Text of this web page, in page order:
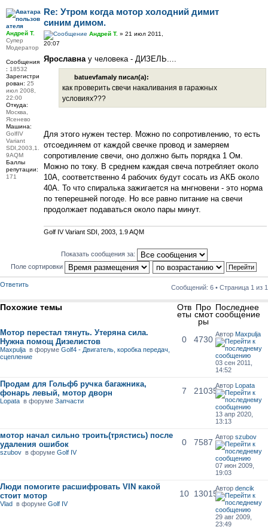
Re: Утром когда мотор холодний димит
синим димом.
Андрей Т. » 21 июл 2011,
20:07
Ярославнау человека - ДИЗЕЛЬ....
batuevfamaly писал(а):
как проверить свечи накаливания в гаражных
условиях???
Для этого нужен тестер. Можно по сопротивлению, то есть
отсоединяем от каждой свечке провод и замеряем
сопротивление свечи, оно должно быть порядка 1 Ом.
Можно по току. В среднем каждая свеча потребляет около
10А, соответственно 4 рабочих будут сосать из АКБ около
40А. То что спиралька зажигается на мнгновени - это норма
по теперешней погоде. Но все равно питание на свечи
продолжает подаваться около пары минут.
Golf IV Variant SDI, 2003, 1.9 AQM
Андрей Т.
Супер
Модератор
Сообщения
: 18532
Зарегистри
рован: 25
июл 2008,
22:00
Откуда:
Москва,
Ясенево
Машина:
GolfIV
Variant
SDI,2003,1.
9AQM
Баллы
репутации:
171
Показать сообщения за:
Поле сортировки
Ответить Сообщений: 6 • Страница 1 из 1
Похожие темы Отв
еты
Про
смот
ры
Последнее
сообщение
Мотор перестал тянуть. Утеряна сила.
Нужна помощ Дизелистов
Maxpulja в форумеGolf4 - Двигатель, коробка передач,
сцепление
0 4730
Автор Maxpulja
03 сен 2011,
14:52
Продам для Гольф6 ручка багажника,
фонарь левый, мотор дворн
Lopata в форумеЗапчасти
7 21035
Автор Lopata
13 апр 2020,
13:13
мотор начал сильно троить(трястись) после
удаления ошибок
szubov в форумеGolf IV
0 7587
Автор szubov
07 июн 2009,
19:03
Люди помогите расшифровать VIN какой
стоит мотор
Vlad в форумеGolf IV
10 13015
Автор dencik
29 авг 2009,
23:49